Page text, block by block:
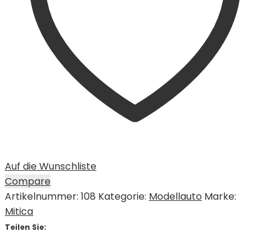
Auf die Wunschliste
Compare
Artikelnummer: 108 Kategorie: Modellauto Marke:
Mitica
Teilen Sie: